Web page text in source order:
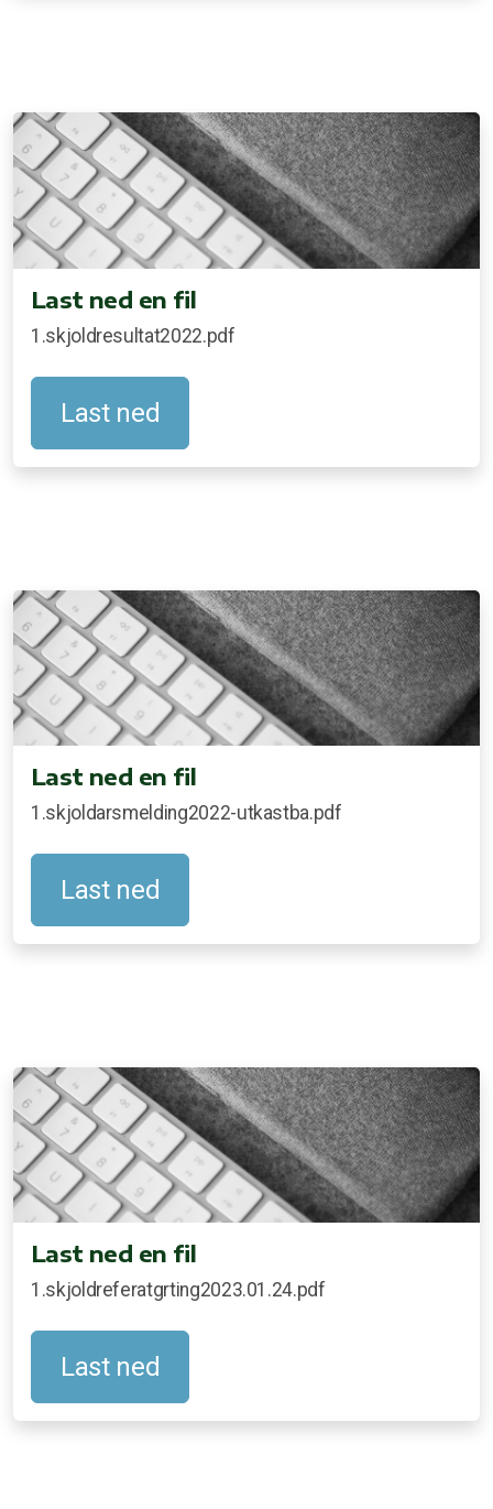
Last ned en fil
1.skjoldresultat2022.pdf
Last ned
Last ned en fil
1.skjoldarsmelding2022-utkastba.pdf
Last ned
Last ned en fil
1.skjoldreferatgrting2023.01.24.pdf
Last ned